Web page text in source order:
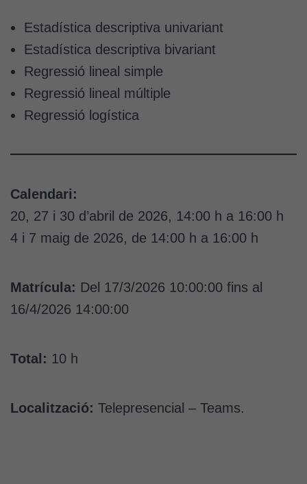
Estadística descriptiva univariant
Estadística descriptiva bivariant
Regressió lineal simple
Regressió lineal múltiple
Regressió logística
Calendari:
20, 27 i 30 d’abril de 2026, 14:00 h a 16:00 h
4 i 7 maig de 2026, de 14:00 h a 16:00 h
Matrícula: Del 17/3/2026 10:00:00 fins al
16/4/2026 14:00:00
Total: 10 h
Localització: Telepresencial – Teams.